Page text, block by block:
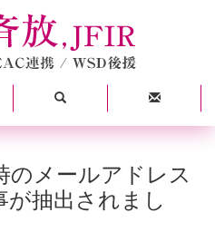
のメールアドレス
抽出されまし